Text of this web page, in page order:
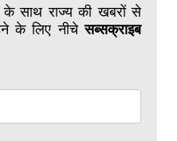
साथ राज्य की खबरों से
के लिए नीचेसब्सक्राइब